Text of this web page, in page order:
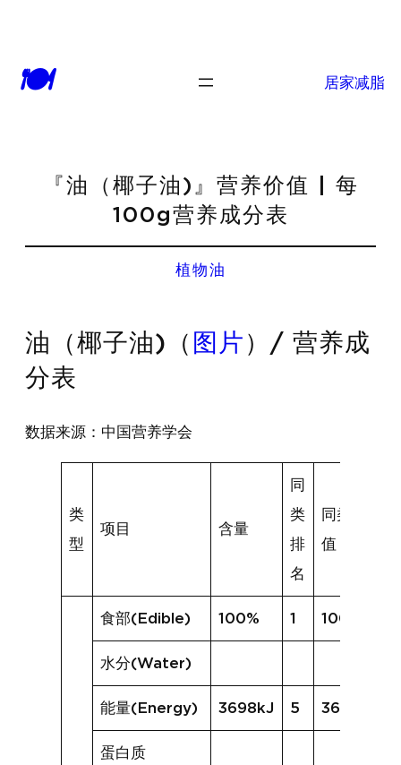
🍽 居家减脂
『油（椰子油)』营养价值 | 每
100g营养成分表
植物油
油（椰子油)（ 图片 ）/ 营养成
分表
数据来源：中国营养学会
类
型
项目 含量
同
类
排
名
同类均
值
食部(Edible) 100% 1 100%
水分(Water)
能量(Energy) 3698kJ 5 3694kJ
蛋白质